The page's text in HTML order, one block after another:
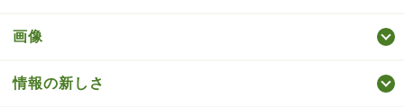
画像
情報の新しさ